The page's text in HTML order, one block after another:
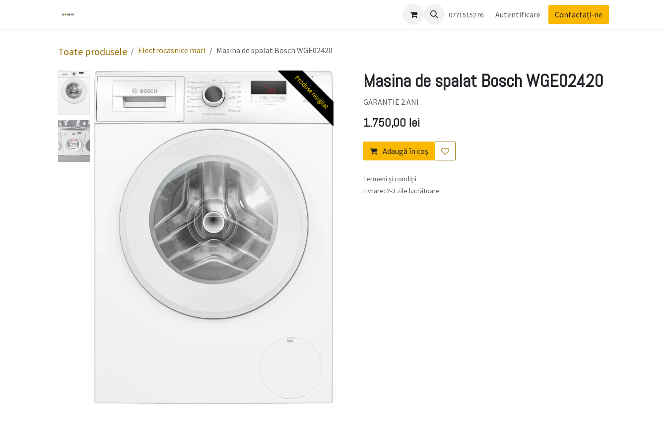
0771515276 Autentificare Contactați-ne
Toate produsele Electrocasnice mari Masina de spalat Bosch WGE02420
Produse resigilat
Produse resigilat Masina de spalat Bosch WGE02420
GARANTIE 2 ANI
1.750,00 lei
Adaugă în coș
Termeni și condiții
Livrare: 2-3 zile lucrătoare